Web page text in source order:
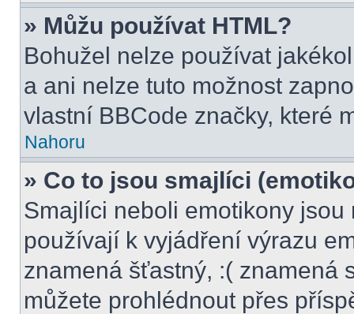
» Můžu používat HTML?
Bohužel nelze používat
a ani nelze tuto možnost
vlastní BBCode značky, které
Nahoru
» Co to jsou smajlíci
Smajlíci neboli emotikony
používají k vyjádření výrazu
znamená šťastný, :( znamená
můžete prohlédnout přes